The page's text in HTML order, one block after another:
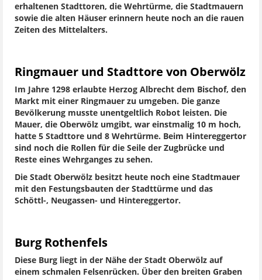
erhaltenen Stadttoren, die Wehrtürme, die Stadtmauern
sowie die alten Häuser erinnern heute noch an die rauen
Zeiten des Mittelalters.
Ringmauer und Stadttore von Oberwölz
Im Jahre 1298 erlaubte Herzog Albrecht dem Bischof, den
Markt mit einer Ringmauer zu umgeben. Die ganze
Bevölkerung musste unentgeltlich Robot leisten. Die
Mauer, die Oberwölz umgibt, war einstmalig 10 m hoch,
hatte 5 Stadttore und 8 Wehrtürme. Beim Hintereggertor
sind noch die Rollen für die Seile der Zugbrücke und
Reste eines Wehrganges zu sehen.
Die Stadt Oberwölz besitzt heute noch eine Stadtmauer
mit den Festungsbauten der Stadttürme und das
Schöttl-, Neugassen- und Hintereggertor.
Burg Rothenfels
Diese Burg liegt in der Nähe der Stadt Oberwölz auf
einem schmalen Felsenrücken. Über den breiten Graben